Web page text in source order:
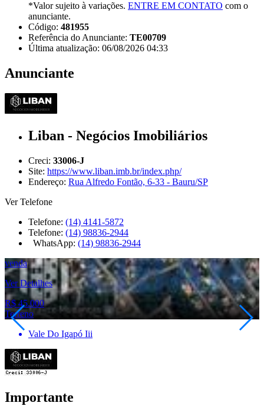
*Valor sujeito à variações. ENTRE EM CONTATO com o
anunciante.
Código: 481955
Referência do Anunciante: TE00709
Última atualização: 06/08/2026 04:33
Anunciante
Liban - Negócios Imobiliários
Creci: 33006-J
Site: https://www.liban.imb.br/index.php/
Endereço: Rua Alfredo Fontão, 6-33 - Bauru/SP
Ver Telefone
Telefone: (14) 4141-5872
Telefone: (14) 98836-2944
WhatsApp: (14) 98836-2944
venda
Ver Detalhes
R$ 45.000
Terreno
Vale Do Igapó Iii
Importante